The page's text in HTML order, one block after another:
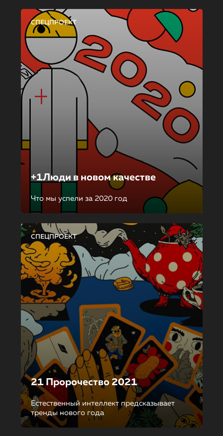
СПЕЦПРОЕКТ
+1Люди в новом качестве
Что мы успели за 2020 год
СПЕЦПРОЕКТ
21 Пророчество 2021
Естественный интеллект предсказывает
тренды нового года